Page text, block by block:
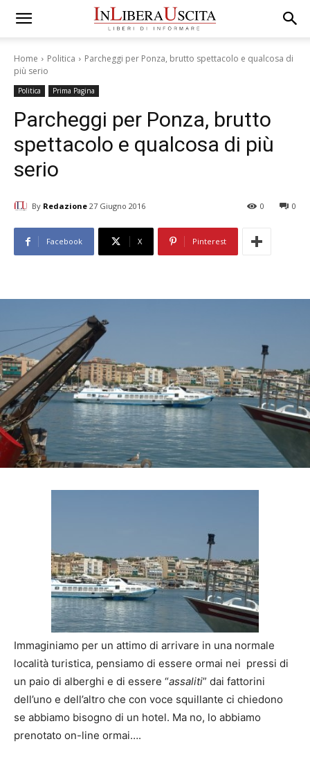
Home Politica
Parcheggi per Ponza, brutto spettacolo e qualcosa di
più serio
Politica Prima Pagina
Parcheggi per Ponza, brutto
spettacolo e qualcosa di più
serio
By Redazione 27 Giugno 2016 0
0
Facebook X Pinterest
Immaginiamo per un attimo di arrivare in una normale
località turistica, pensiamo di essere ormai nei pressi di
un paio di alberghi e di essere “assaliti” dai fattorini
dell’uno e dell’altro che con voce squillante ci chiedono
se abbiamo bisogno di un hotel. Ma no, lo abbiamo
prenotato on-line ormai….